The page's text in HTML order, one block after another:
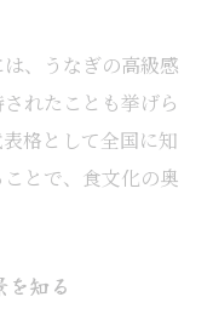
、うなぎの高級感
れたことも挙げら
格として全国に知
とで、食文化の奥
知る